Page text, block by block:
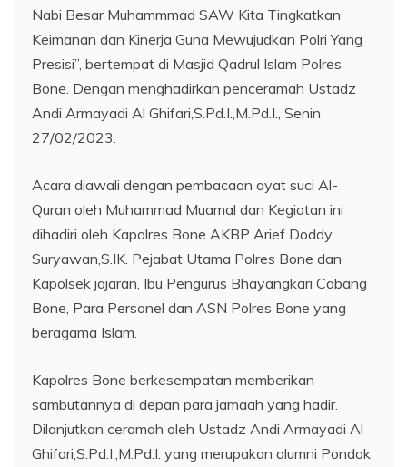
Nabi Besar Muhammmad SAW Kita Tingkatkan
Keimanan dan Kinerja Guna Mewujudkan Polri Yang
Presisi”, bertempat di Masjid Qadrul Islam Polres
Bone. Dengan menghadirkan penceramah Ustadz
Andi Armayadi Al Ghifari,S.Pd.I.,M.Pd.I., Senin
27/02/2023.
Acara diawali dengan pembacaan ayat suci Al-
Quran oleh Muhammad Muamal dan Kegiatan ini
dihadiri oleh Kapolres Bone AKBP Arief Doddy
Suryawan,S.IK. Pejabat Utama Polres Bone dan
Kapolsek jajaran, Ibu Pengurus Bhayangkari Cabang
Bone, Para Personel dan ASN Polres Bone yang
beragama Islam.
Kapolres Bone berkesempatan memberikan
sambutannya di depan para jamaah yang hadir.
Dilanjutkan ceramah oleh Ustadz Andi Armayadi Al
Ghifari,S.Pd.I.,M.Pd.I. yang merupakan alumni Pondok